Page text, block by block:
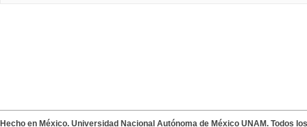
Hecho en México. Universidad Nacional Autónoma de México UNAM. Todos